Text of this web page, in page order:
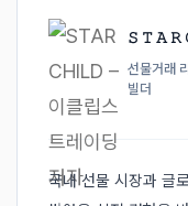
𝚂 𝚃 𝙰 𝚁
선물거래
빌더
국내 선물 시장과 글